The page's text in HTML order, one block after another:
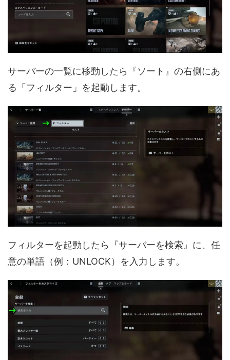
サーバーの一覧に移動したら『ソート』の右側にあ
る「フィルター」を起動します。
フィルターを起動したら『サーバーを検索』に、任
意の単語（例：UNLOCK）を入力します。